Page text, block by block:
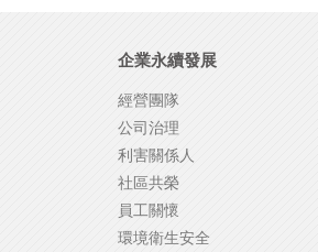
企業永續發展
經營團隊
公司治理
利害關係人
社區共榮
員工關懷
環境衛生安全